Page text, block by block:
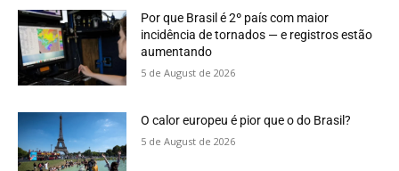
Por que Brasil é 2º país com maior
incidência de tornados — e registros estão
aumentando
5 de August de 2026
O calor europeu é pior que o do Brasil?
5 de August de 2026